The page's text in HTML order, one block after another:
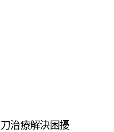
刀治療解決困擾